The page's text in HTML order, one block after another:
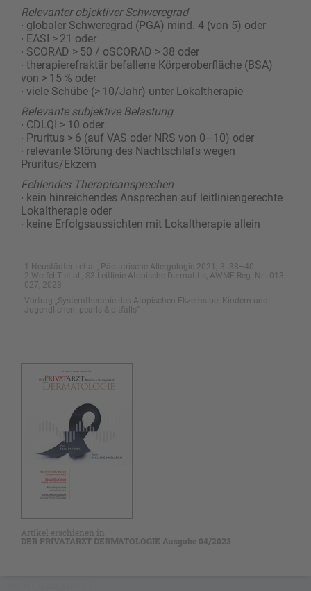
Relevanter objektiver Schweregrad
∙ globaler Schweregrad (PGA) mind. 4 (von 5) oder
∙ EASI > 21 oder
∙ SCORAD > 50 / oSCORAD > 38 oder
∙ therapierefraktär befallene Körperoberfläche (BSA)
von > 15 % oder
∙ viele Schübe (> 10/Jahr) unter Lokaltherapie
Relevante subjektive Belastung
∙ CDLQI > 10 oder
∙ Pruritus > 6 (auf VAS oder NRS von 0–10) oder
∙ relevante Störung des Nachtschlafs wegen
Pruritus/Ekzem
Fehlendes Therapieansprechen
∙ kein hinreichendes Ansprechen auf leitlinien­gerechte
Lokaltherapie oder
∙ keine Erfolgsaussichten mit Lokaltherapie allein
1 Neustädter I et al., Pädiatrische Allergologie 2021; 3: 38–40
2 Werfel T et al., S3-Leitlinie Atopische Dermatitis, AWMF-Reg.-Nr.: 013-
027, 2023
Vortrag „Systemtherapie des Atopischen Ekzems bei Kindern und
Jugendlichen: pearls & pitfalls“
Artikel erschienen in
DER PRIVATARZT DERMATOLOGIE Ausgabe 04/2023